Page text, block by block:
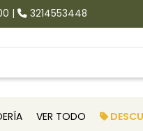
| 3214553448
VER TODO